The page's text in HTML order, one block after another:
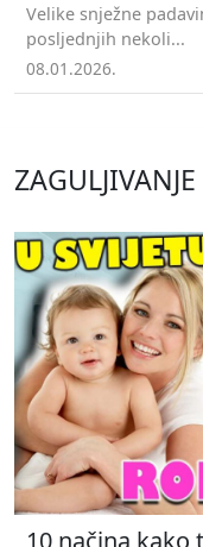
Velike snježne
posljednjih nekoli...
08.01.2026.
ZAGULJIVANJE